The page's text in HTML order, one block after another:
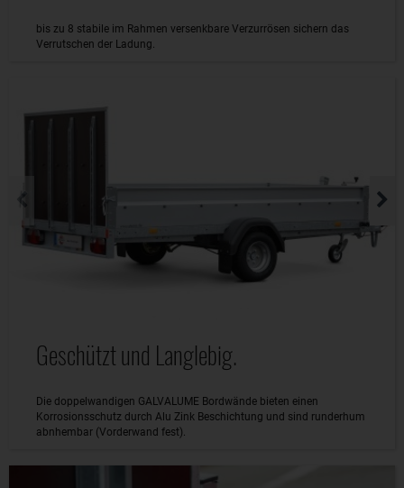
bis zu 8 stabile im Rahmen versenkbare Verzurrösen sichern das
Verrutschen der Ladung.
Geschützt und Langlebig.
Die doppelwandigen GALVALUME Bordwände bieten einen
Korrosionsschutz durch Alu Zink Beschichtung und sind runderhum
abnhembar (Vorderwand fest).